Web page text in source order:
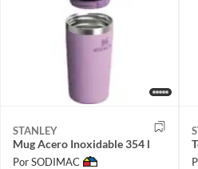
STANLEY
Mug Acero Inoxidable 354 l
Por SODIMAC